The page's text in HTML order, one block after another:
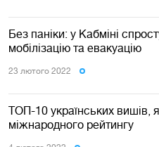
Без паніки: у Кабміні
мобілізацію та евакуацію
23 лютого 2022
ТОП-10 українських вишів,
міжнародного рейтингу